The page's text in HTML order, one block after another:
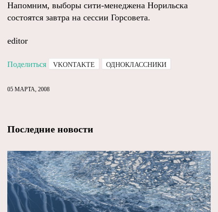
Напомним, выборы сити-менеджена Норильска
состоятся завтра на сессии Горсовета.
editor
Поделиться VKONTAKTE ОДНОКЛАССНИКИ
05 МАРТА, 2008
Последние новости